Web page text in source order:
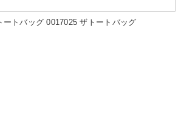
ートバッグ 0017025 ザトートバッグ